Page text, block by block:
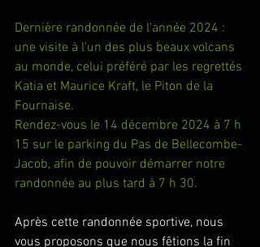
Dernière randonnée de l'année 2024 :
une visite à l'un des plus beaux volcans
au monde, celui préféré par les regrettés
Katia et Maurice Kraft, le Piton de la
Fournaise.
Rendez-vous le 14 décembre 2024 à 7 h
15 sur le parking du Pas de Bellecombe-
Jacob, afin de pouvoir démarrer notre
randonnée au plus tard à 7 h 30.
Après cette randonnée sportive, nous
vous proposons que nous fêtions la fin